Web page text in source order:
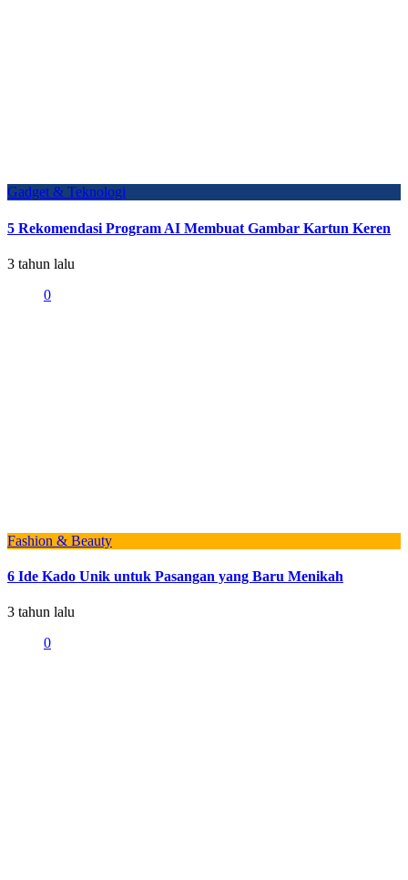
Gadget & Teknologi
5 Rekomendasi Program AI Membuat Gambar Kartun Keren
3 tahun lalu
0
Fashion & Beauty
6 Ide Kado Unik untuk Pasangan yang Baru Menikah
3 tahun lalu
0